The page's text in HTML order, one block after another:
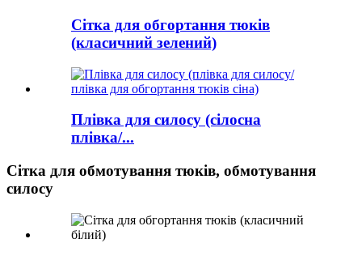
Сітка для обгортання тюків
(класичний зелений)
Плівка для силосу (сілосна
плівка/...
Сітка для обмотування тюків, обмотування
силосу